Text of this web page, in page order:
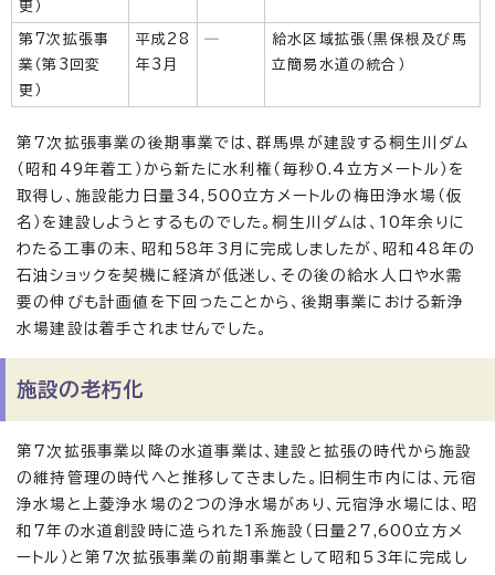
更）
第7次拡張事
業（第3回変
更）
平成28
年3月
─
給水区域拡張（黒保根及び馬
立簡易水道の統合）
第7次拡張事業の後期事業では、群馬県が建設する桐生川ダム
（昭和49年着工）から新たに水利権（毎秒0.4立方メートル）を
取得し、施設能力日量34,500立方メートルの梅田浄水場（仮
名）を建設しようとするものでした。桐生川ダムは、10年余りに
わたる工事の末、昭和58年3月に完成しましたが、昭和48年の
石油ショックを契機に経済が低迷し、その後の給水人口や水需
要の伸びも計画値を下回ったことから、後期事業における新浄
水場建設は着手されませんでした。
施設の老朽化
第7次拡張事業以降の水道事業は、建設と拡張の時代から施設
の維持管理の時代へと推移してきました。旧桐生市内には、元宿
浄水場と上菱浄水場の2つの浄水場があり、元宿浄水場には、昭
和7年の水道創設時に造られた1系施設（日量27,600立方メ
ートル）と第7次拡張事業の前期事業として昭和53年に完成し